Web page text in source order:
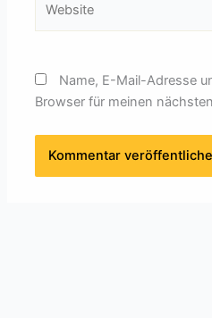
Name, E-Mail-Adresse
Browser für meinen